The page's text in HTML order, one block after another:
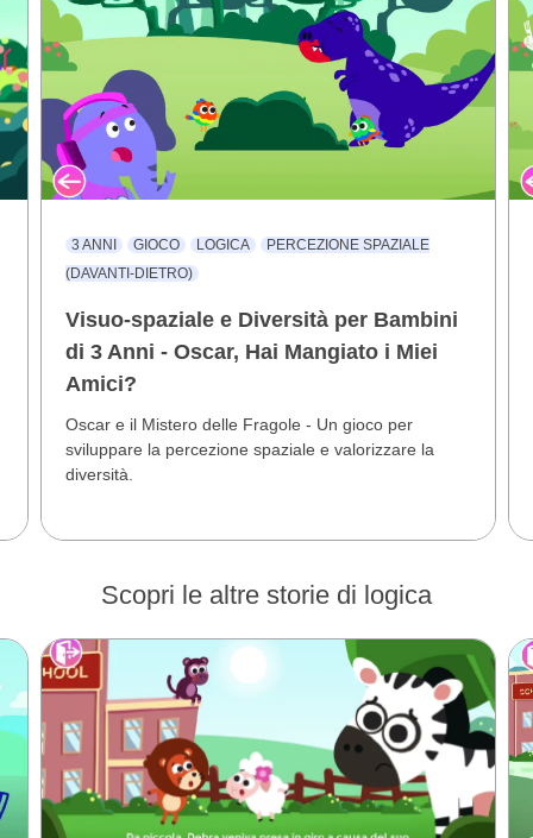
3 ANNI GIOCO LOGICA
PERCEZIONE SPAZIALE
(DAVANTI-DIETRO)
Visuo-spaziale e Diversità per Bambini
di 3 Anni - Oscar, Hai Mangiato i Miei
Amici?
Oscar e il Mistero delle Fragole - Un gioco per
sviluppare la percezione spaziale e valorizzare la
diversità.
Scopri le altre storie di logica